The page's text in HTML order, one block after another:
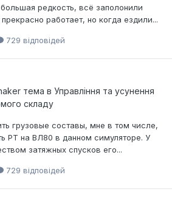
редкость, всё заполонили
работает, но когда ездили...
729 відповідей
тема в Управління та усунення
складу
грузовые составы, мне в том числе,
РТ на ВЛ80 в данном симуляторе. У
затяжных спусков его...
729 відповідей